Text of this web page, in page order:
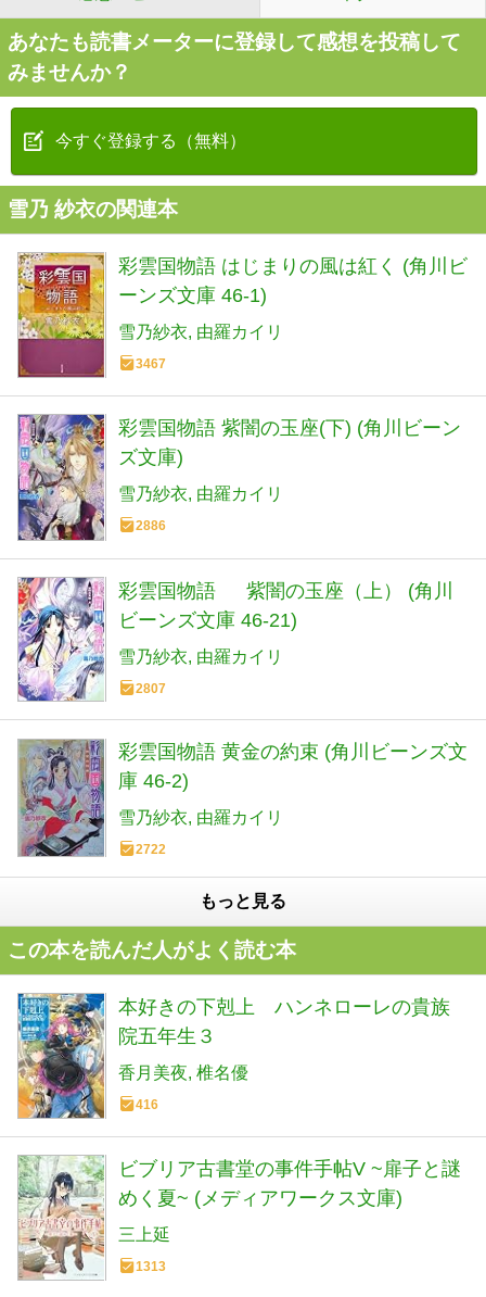
あなたも読書メーターに登録して感想を投稿して
みませんか？
今すぐ登録する（無料）
雪乃 紗衣の関連本
彩雲国物語 はじまりの風は紅く (角川ビ
ーンズ文庫 46-1)
雪乃紗衣 由羅カイリ
3467
彩雲国物語 紫闇の玉座(下) (角川ビーン
ズ文庫)
雪乃紗衣 由羅カイリ
2886
彩雲国物語 紫闇の玉座（上） (角川
ビーンズ文庫 46-21)
雪乃紗衣 由羅カイリ
2807
彩雲国物語 黄金の約束 (角川ビーンズ文
庫 46-2)
雪乃紗衣 由羅カイリ
2722
もっと見る
この本を読んだ人がよく読む本
本好きの下剋上 ハンネローレの貴族
院五年生３
香月美夜 椎名優
416
ビブリア古書堂の事件手帖V ~扉子と謎
めく夏~ (メディアワークス文庫)
三上延
1313